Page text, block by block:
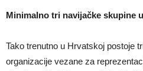
Minimalno tri navijačke skupine
Tako trenutno u Hrvatskoj postoje
organizacije vezane za